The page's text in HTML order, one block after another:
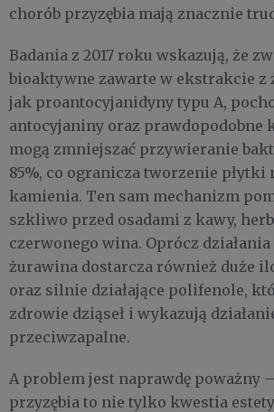
chorób przyzębia mają znacznie
Badania z 2017 roku wskazują, że
bioaktywne zawarte w ekstrakcie z
jak proantocyjanidyny typu A,
antocyjaniny oraz prawdopodobne
mogą zmniejszać przywieranie
85%, co ogranicza tworzenie płytki
kamienia. Ten sam mechanizm
szkliwo przed osadami z kawy,
czerwonego wina. Oprócz
żurawina dostarcza również duże
oraz silnie działające polifenole,
zdrowie dziąseł i wykazują
przeciwzapalne.
A problem jest naprawdę poważny
przyzębia to nie tylko kwestia